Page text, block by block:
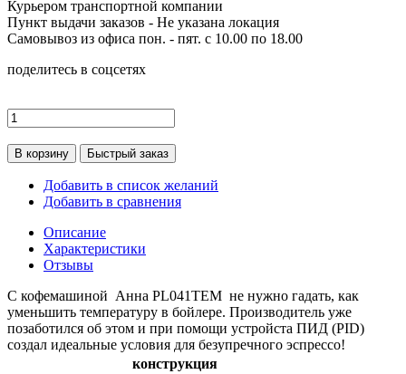
Курьером транспортной компании
Пункт выдачи заказов - Не указана локация
Самовывоз из офиса пон. - пят. с 10.00 по 18.00
поделитесь в соцсетях
В корзину Быстрый заказ
Добавить в список желаний
Добавить в сравнения
Описание
Характеристики
Отзывы
С кофемашиной Анна PL041TEM не нужно гадать, как
уменьшить температуру в бойлере. Производитель уже
позаботился об этом и при помощи устройста ПИД (PID)
создал идеальные условия для безупречного эспрессо!
конструкция